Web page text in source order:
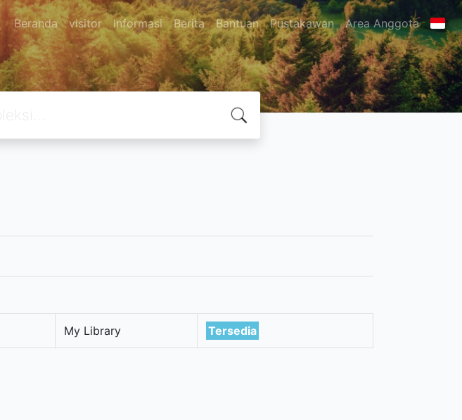
Beranda visitor Informasi Berita Bantuan Pustakawan Area Anggota
My Library Tersedia